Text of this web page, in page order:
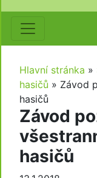
Hlavní stránka »
hasičů » Závod
hasičů
Závod
hasičů